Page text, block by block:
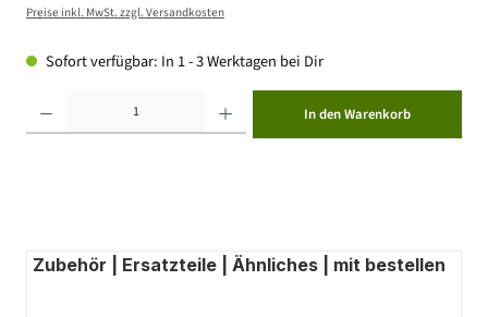
Preise inkl. MwSt. zzgl. Versandkosten
Sofort verfügbar: In 1 - 3 Werktagen bei Dir
In den Warenkorb
Zubehör | Ersatzteile | Ähnliches | mit bestellen